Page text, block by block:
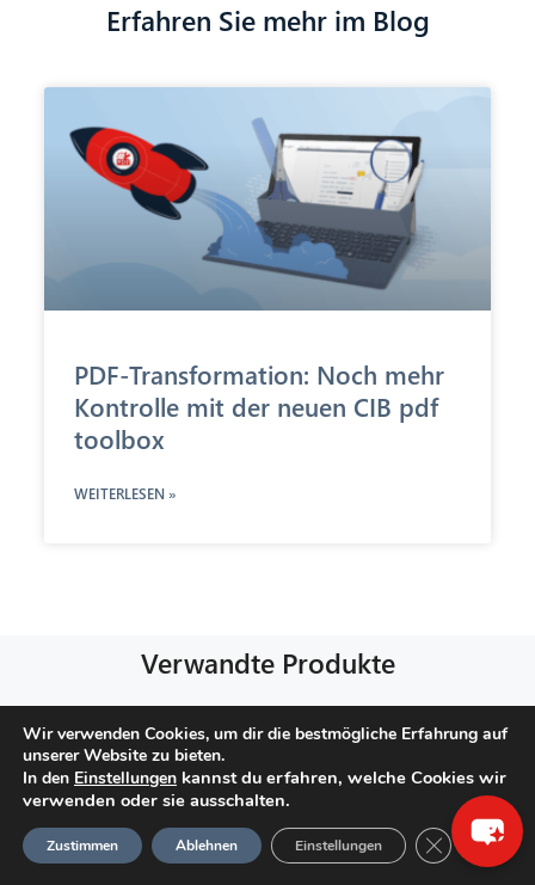
Erfahren Sie mehr im Blog
PDF-Transformation: Noch mehr
Kontrolle mit der neuen CIB pdf
toolbox
WEITERLESEN »
Verwandte Produkte
DOKUMENTENVIEWER
CIB doXiview
Im Online-Viewer Dokumente effizient
Wir verwenden Cookies, um dir die bestmögliche Erfahrung auf
unserer Website zu bieten.
In den Einstellungen kannst du erfahren, welche Cookies wir
verwenden oder sie ausschalten.
Zustimmen Ablehnen Einstellungen GDPR
×